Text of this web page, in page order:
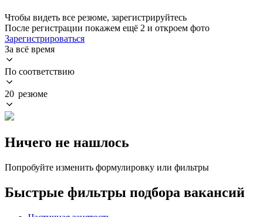
Чтобы видеть все резюме, зарегистрируйтесь
После регистрации покажем ещё 2 и откроем фото
Зарегистрироваться
За всё время
По соответствию
20 резюме
Ничего не нашлось
Попробуйте изменить формулировку или фильтры
Быстрые фильтры подбора вакансий